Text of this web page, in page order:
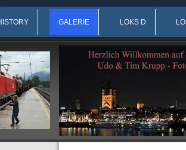
GALERIE LOKS D